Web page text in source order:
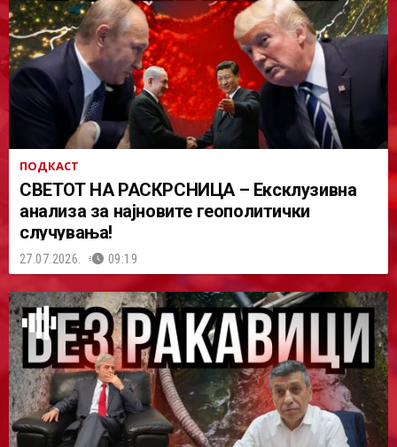
ПОДКАСТ
СВЕТОТ НА РАСКРСНИЦА – Ексклузивна
анализа за најновите геополитички
случувања!
27.07.2026. 09:19